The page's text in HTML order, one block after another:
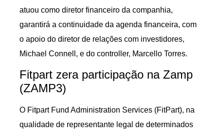
atuou como diretor financeiro da companhia,
garantirá a continuidade da agenda financeira, com
o apoio do diretor de relações com investidores,
Michael Connell, e do controller, Marcello Torres.
Fitpart zera participação na Zamp
(ZAMP3)
O Fitpart Fund Administration Services (FitPart), na
qualidade de representante legal de determinados